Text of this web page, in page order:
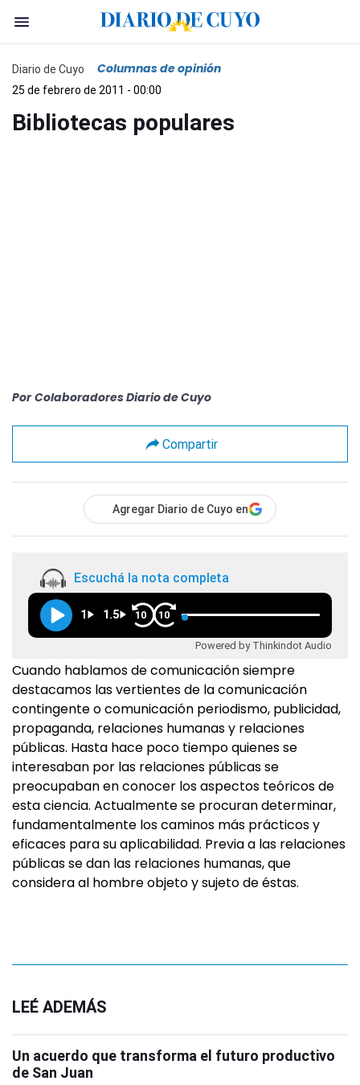
Diario de Cuyo Columnas de opinión
25 de febrero de 2011 - 00:00
Bibliotecas populares
Por Colaboradores Diario de Cuyo
Compartir
Agregar Diario de Cuyo en
Escuchá la nota completa
1 1.5 10 10
Powered by Thinkindot Audio
Cuando hablamos de comunicación siempre
destacamos las vertientes de la comunicación
contingente o comunicación periodismo, publicidad,
propaganda, relaciones humanas y relaciones
públicas. Hasta hace poco tiempo quienes se
interesaban por las relaciones públicas se
preocupaban en conocer los aspectos teóricos de
esta ciencia. Actualmente se procuran determinar,
fundamentalmente los caminos más prácticos y
eficaces para su aplicabilidad. Previa a las relaciones
públicas se dan las relaciones humanas, que
considera al hombre objeto y sujeto de éstas.
LEÉ ADEMÁS
Un acuerdo que transforma el futuro productivo
de San Juan